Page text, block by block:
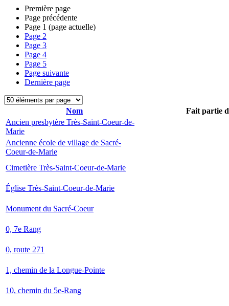
Première page
Page précédente
Page 1 (page actuelle)
Page 2
Page 3
Page 4
Page 5
Page suivante
Dernière page
Nom
Fait partie
Ancien presbytère Très-Saint-Coeur-de-
Marie
Ancienne école de village de Sacré-
Coeur-de-Marie
Cimetière Très-Saint-Coeur-de-Marie
Église Très-Saint-Coeur-de-Marie
Monument du Sacré-Coeur
0, 7e Rang
0, route 271
1, chemin de la Longue-Pointe
10, chemin du 5e-Rang